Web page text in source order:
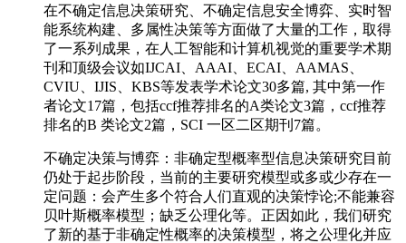
在不确定信息决策研究、不确定信息安全博弈、实时智
能系统构建、多属性决策等方面做了大量的工作，取得
了一系列成果，在人工智能和计算机视觉的重要学术期
刊和顶级会议如IJCAI、AAAI、ECAI、AAMAS、
CVIU、IJIS、KBS等发表学术论文30多篇, 其中第一作
者论文17篇，包括ccf推荐排名的A类论文3篇，ccf推荐
排名的B 类论文2篇，SCI 一区二区期刊7篇。
不确定决策与博弈：非确定型概率型信息决策研究目前
仍处于起步阶段，当前的主要研究模型或多或少存在一
定问题：会产生多个符合人们直观的决策悖论;不能兼容
贝叶斯概率模型；缺乏公理化等。正因如此，我们研究
了新的基于非确定性概率的决策模型，将之公理化并应